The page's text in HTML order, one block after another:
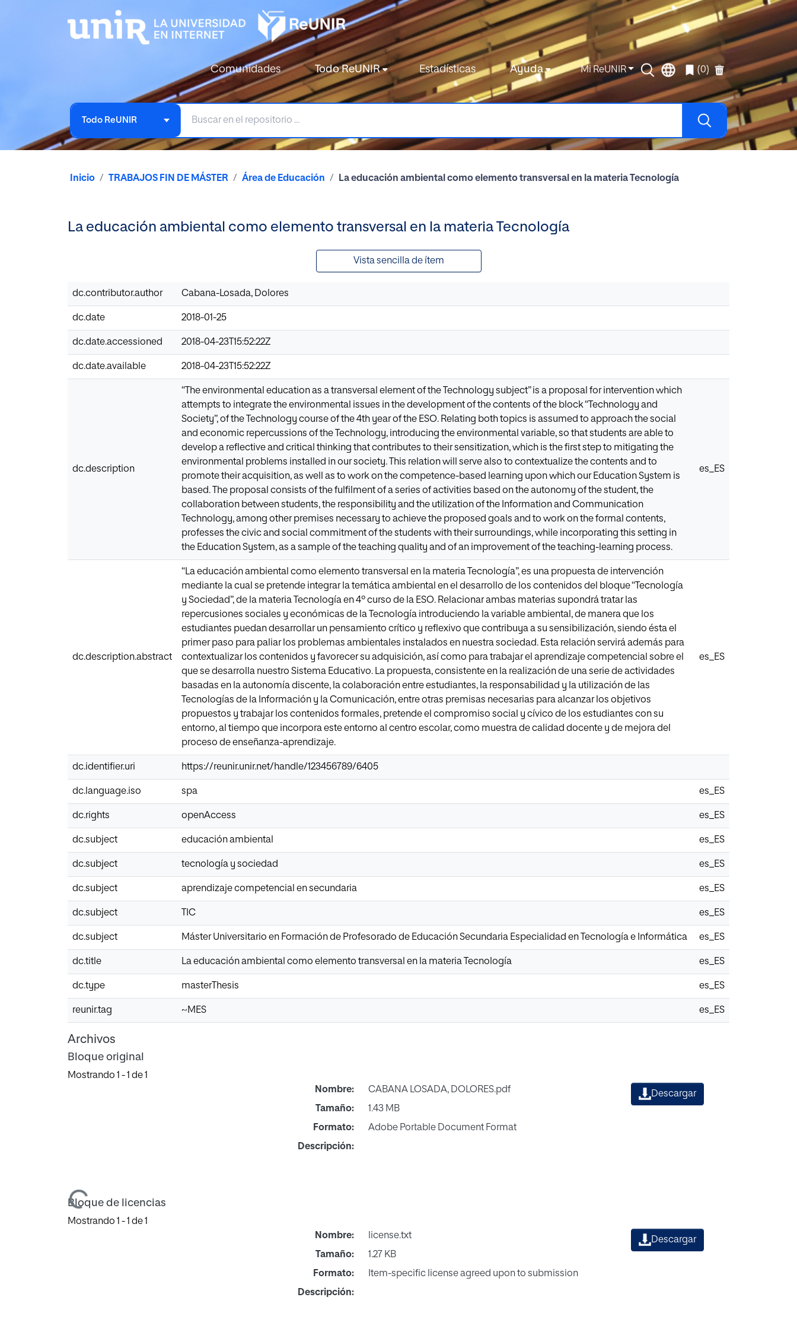
Comunidades Todo ReUNIR Estadísticas Ayuda Mi ReUNIR (0)
Todo ReUNIR
Inicio TRABAJOS FIN DE MÁSTER Área de Educación La educación ambiental como elemento transversal en la materia Tecnología
La educación ambiental como elemento transversal en la materia Tecnología
Vista sencilla de ítem
dc.contributor.author Cabana-Losada, Dolores
dc.date 2018-01-25
dc.date.accessioned 2018-04-23T15:52:22Z
dc.date.available 2018-04-23T15:52:22Z
dc.description
“The environmental education as a transversal element of the Technology subject” is a proposal for intervention which
attempts to integrate the environmental issues in the development of the contents of the block “Technology and
Society”, of the Technology course of the 4th year of the ESO. Relating both topics is assumed to approach the social
and economic repercussions of the Technology, introducing the environmental variable, so that students are able to
develop a reflective and critical thinking that contributes to their sensitization, which is the first step to mitigating the
environmental problems installed in our society. This relation will serve also to contextualize the contents and to
promote their acquisition, as well as to work on the competence-based learning upon which our Education System is
based. The proposal consists of the fulfilment of a series of activities based on the autonomy of the student, the
collaboration between students, the responsibility and the utilization of the Information and Communication
Technology, among other premises necessary to achieve the proposed goals and to work on the formal contents,
professes the civic and social commitment of the students with their surroundings, while incorporating this setting in
the Education System, as a sample of the teaching quality and of an improvement of the teaching-learning process.
es_ES
dc.description.abstract
“La educación ambiental como elemento transversal en la materia Tecnología”, es una propuesta de intervención
mediante la cual se pretende integrar la temática ambiental en el desarrollo de los contenidos del bloque “Tecnología
y Sociedad”, de la materia Tecnología en 4º curso de la ESO. Relacionar ambas materias supondrá tratar las
repercusiones sociales y económicas de la Tecnología introduciendo la variable ambiental, de manera que los
estudiantes puedan desarrollar un pensamiento crítico y reflexivo que contribuya a su sensibilización, siendo ésta el
primer paso para paliar los problemas ambientales instalados en nuestra sociedad. Esta relación servirá además para
contextualizar los contenidos y favorecer su adquisición, así como para trabajar el aprendizaje competencial sobre el
que se desarrolla nuestro Sistema Educativo. La propuesta, consistente en la realización de una serie de actividades
basadas en la autonomía discente, la colaboración entre estudiantes, la responsabilidad y la utilización de las
Tecnologías de la Información y la Comunicación, entre otras premisas necesarias para alcanzar los objetivos
propuestos y trabajar los contenidos formales, pretende el compromiso social y cívico de los estudiantes con su
entorno, al tiempo que incorpora este entorno al centro escolar, como muestra de calidad docente y de mejora del
proceso de enseñanza-aprendizaje.
es_ES
dc.identifier.uri https://reunir.unir.net/handle/123456789/6405
dc.language.iso spa es_ES
dc.rights openAccess es_ES
dc.subject educación ambiental es_ES
dc.subject tecnología y sociedad es_ES
dc.subject aprendizaje competencial en secundaria es_ES
dc.subject TIC es_ES
dc.subject Máster Universitario en Formación de Profesorado de Educación Secundaria Especialidad en Tecnología e Informática es_ES
dc.title La educación ambiental como elemento transversal en la materia Tecnología es_ES
dc.type masterThesis es_ES
reunir.tag ~MES es_ES
Archivos
Bloque original
Mostrando 1 - 1 de 1
Cargando...
Nombre:
CABANA LOSADA, DOLORES.pdf
Tamaño:
1.43 MB
Formato:
Adobe Portable Document Format
Descripción:
Descargar
Bloque de licencias
Mostrando 1 - 1 de 1
Nombre:
license.txt
Tamaño:
1.27 KB
Formato:
Item-specific license agreed upon to submission
Descripción:
Descargar